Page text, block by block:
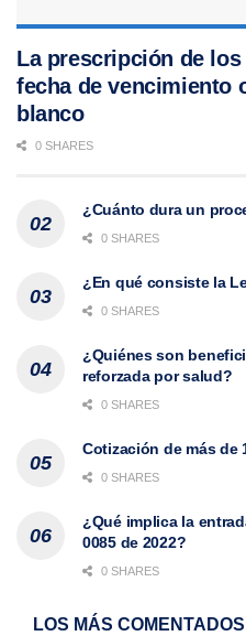
La prescripción de
fecha de vencimiento
blanco
0 SHARES
¿Cuánto dura un
0 SHARES
¿En qué consiste la
0 SHARES
¿Quiénes son
reforzada por salud?
0 SHARES
Cotización de más de
0 SHARES
¿Qué implica la
0085 de 2022?
0 SHARES
LOS MÁS COMENTADOS